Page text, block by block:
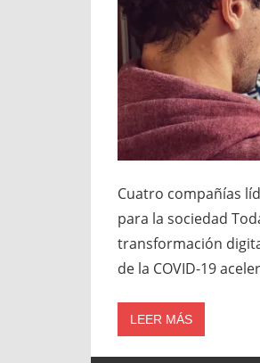
Cuatro compañías
para la sociedad
transformación
de la COVID-19
LEER MÁS